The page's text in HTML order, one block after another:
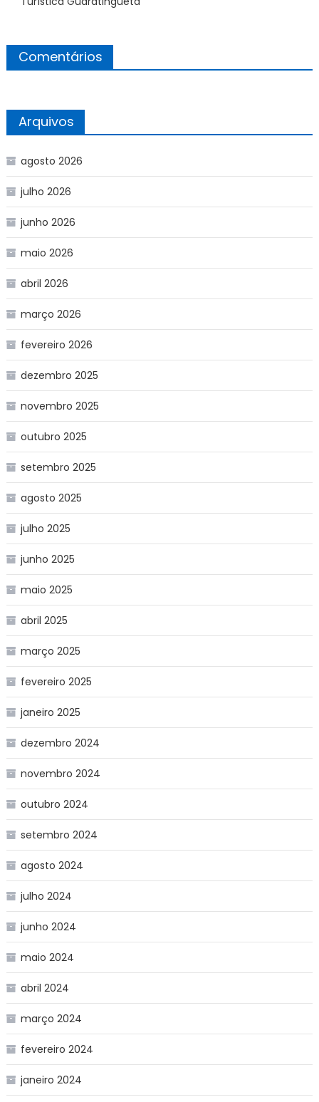
Comentários
Arquivos
agosto 2026
julho 2026
junho 2026
maio 2026
abril 2026
março 2026
fevereiro 2026
dezembro 2025
novembro 2025
outubro 2025
setembro 2025
agosto 2025
julho 2025
junho 2025
maio 2025
abril 2025
março 2025
fevereiro 2025
janeiro 2025
dezembro 2024
novembro 2024
outubro 2024
setembro 2024
agosto 2024
julho 2024
junho 2024
maio 2024
abril 2024
março 2024
fevereiro 2024
janeiro 2024